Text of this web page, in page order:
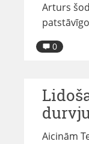
Arturs
0
Aicinām